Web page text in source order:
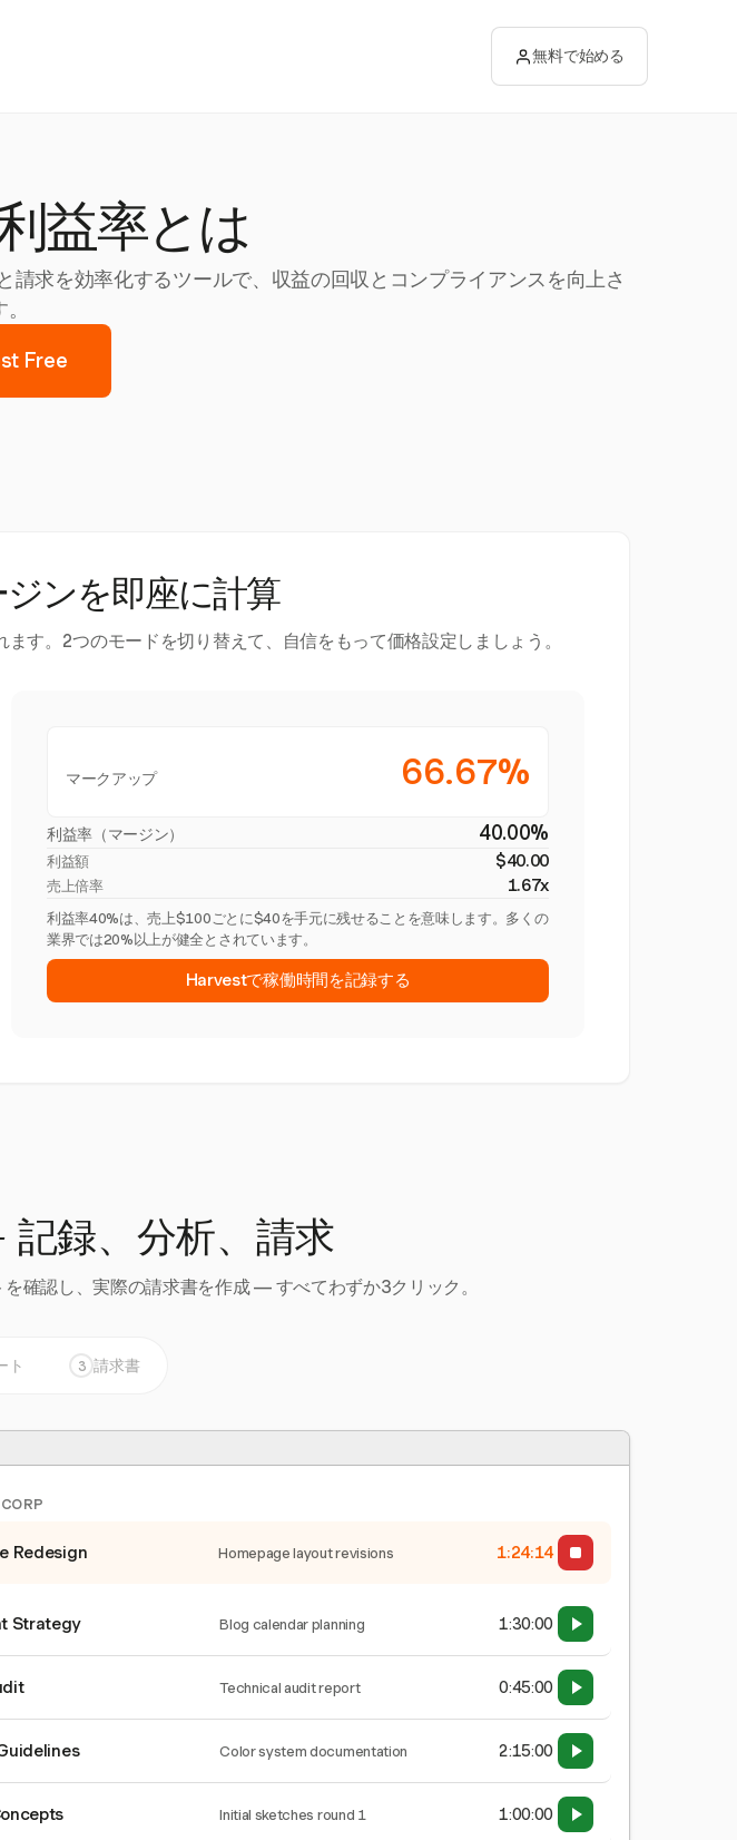
無料で始める
益率とは
求を効率化するツールで、収益の回収とコンプライアンスを向上さ
Free
ンを即座に計算
す。2つのモードを切り替えて、自信をもって価格設定しましょう。
マークアップ 66.67%
利益率（マージン） 40.00%
利益額 $40.00
売上倍率 1.67x
利益率40%は、売上$100ごとに$40を手元に残せることを意味します。多くの
業界では20%以上が健全とされています。
Harvestで稼働時間を記録する
録、分析、請求
確認し、実際の請求書を作成 — すべてわずか3クリック。
ト 3 請求書
Redesign Homepage layout revisions 1:24:15
Strategy Blog calendar planning 1:30:00
Technical audit report 0:45:00
Color system documentation 2:15:00
Initial sketches round 1 1:00:00